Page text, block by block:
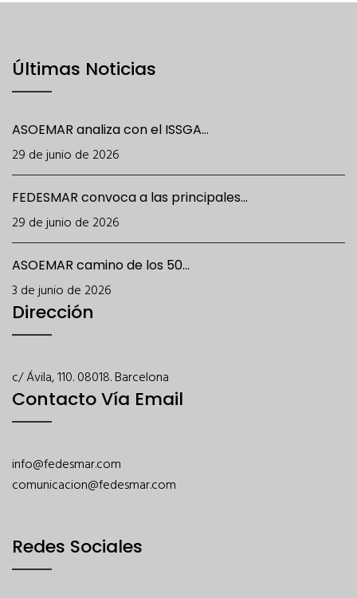
Últimas Noticias
ASOEMAR analiza con el ISSGA...
29 de junio de 2026
FEDESMAR convoca a las principales...
29 de junio de 2026
ASOEMAR camino de los 50...
3 de junio de 2026
Dirección
c/ Ávila, 110. 08018. Barcelona
Contacto Vía Email
info@fedesmar.com
comunicacion@fedesmar.com
Redes Sociales